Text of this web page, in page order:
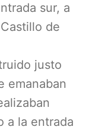
sur, a
de
justo
emanaban
a la entrada